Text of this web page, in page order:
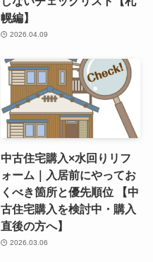
幌編】
2026.04.09
中古住宅購入×水回りリフ
ォーム｜入居前にやってお
くべき箇所と優先順位 【中
古住宅購入を検討中・購入
直後の方へ】
2026.03.06